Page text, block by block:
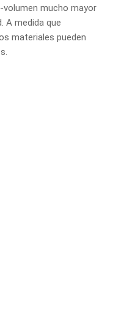
volumen mucho mayor
A medida que
materiales pueden